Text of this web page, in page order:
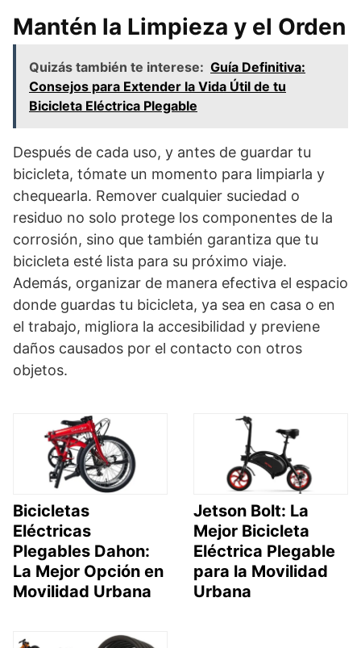
Mantén la Limpieza y el Orden
Quizás también te interese: Guía Definitiva:
Consejos para Extender la Vida Útil de tu
Bicicleta Eléctrica Plegable
Después de cada uso, y antes de guardar tu
bicicleta, tómate un momento para limpiarla y
chequearla. Remover cualquier suciedad o
residuo no solo protege los componentes de la
corrosión, sino que también garantiza que tu
bicicleta esté lista para su próximo viaje.
Además, organizar de manera efectiva el espacio
donde guardas tu bicicleta, ya sea en casa o en
el trabajo, migliora la accesibilidad y previene
daños causados por el contacto con otros
objetos.
Bicicletas
Eléctricas
Plegables Dahon:
La Mejor Opción en
Movilidad Urbana
Jetson Bolt: La
Mejor Bicicleta
Eléctrica Plegable
para la Movilidad
Urbana